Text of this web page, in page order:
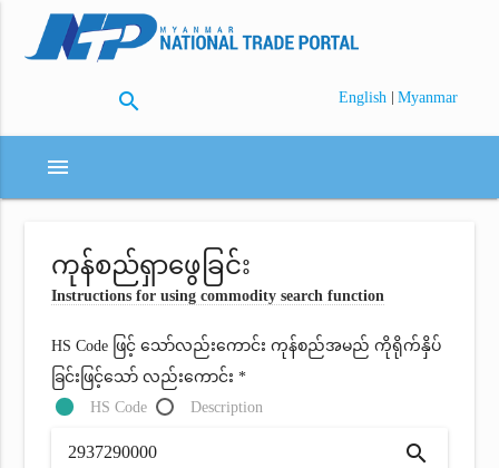
search English | Myanmar
menu
ကုန်စည်ရှာဖွေခြင်း
Instructions for using commodity search function
HS Code ဖြင့် သော်လည်းကောင်း ကုန်စည်အမည် ကိုရိုက်နှိပ်
ခြင်းဖြင့်သော် လည်းကောင်း *
HS Code
Description
search